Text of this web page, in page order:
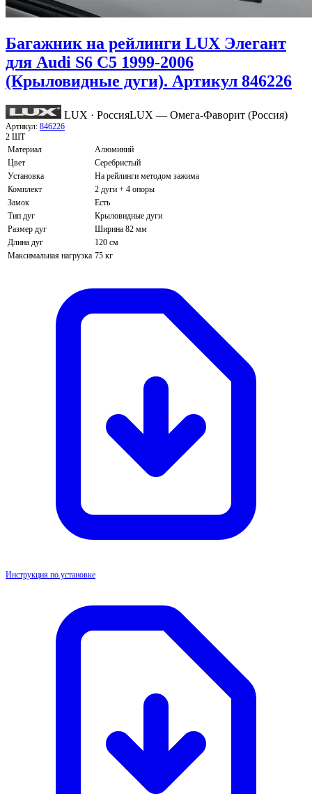
Багажник на рейлинги LUX Элегант
для Audi S6 С5 1999-2006
(Крыловидные дуги). Артикул 846226
LUX · РоссияLUX — Омега-Фаворит (Россия)
Артикул: 846226
2 ШТ
Материал
Алюминий
Цвет
Серебристый
Установка
На рейлинги методом зажима
Комплект
2 дуги + 4 опоры
Замок
Есть
Тип дуг
Крыловидные дуги
Размер дуг
Ширина 82 мм
Длина дуг
120 см
Максимальная нагрузка 75 кг
Инструкция по установке